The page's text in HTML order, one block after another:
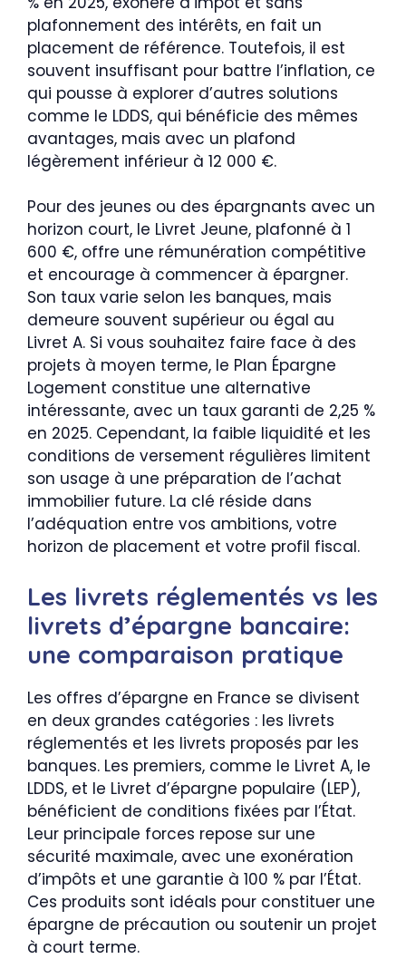
plafonnement des intérêts, en fait un
placement de référence. Toutefois, il est
souvent insuffisant pour battre l’inflation, ce
qui pousse à explorer d’autres solutions
comme le LDDS, qui bénéficie des mêmes
avantages, mais avec un plafond
légèrement inférieur à 12 000 €.
Pour des jeunes ou des épargnants avec un
horizon court, le Livret Jeune, plafonné à 1
600 €, offre une rémunération compétitive
et encourage à commencer à épargner.
Son taux varie selon les banques, mais
demeure souvent supérieur ou égal au
Livret A. Si vous souhaitez faire face à des
projets à moyen terme, le Plan Épargne
Logement constitue une alternative
intéressante, avec un taux garanti de 2,25 %
en 2025. Cependant, la faible liquidité et les
conditions de versement régulières limitent
son usage à une préparation de l’achat
immobilier future. La clé réside dans
l’adéquation entre vos ambitions, votre
horizon de placement et votre profil fiscal.
Les livrets réglementés vs les
livrets d’épargne bancaire:
une comparaison pratique
Les offres d’épargne en France se divisent
en deux grandes catégories : les livrets
réglementés et les livrets proposés par les
banques. Les premiers, comme le Livret A, le
LDDS, et le Livret d’épargne populaire (LEP),
bénéficient de conditions fixées par l’État.
Leur principale forces repose sur une
sécurité maximale, avec une exonération
d’impôts et une garantie à 100 % par l’État.
Ces produits sont idéals pour constituer une
épargne de précaution ou soutenir un projet
à court terme.